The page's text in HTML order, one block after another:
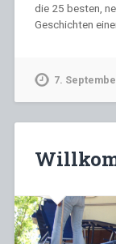
die 25 besten,
Geschichten
7.